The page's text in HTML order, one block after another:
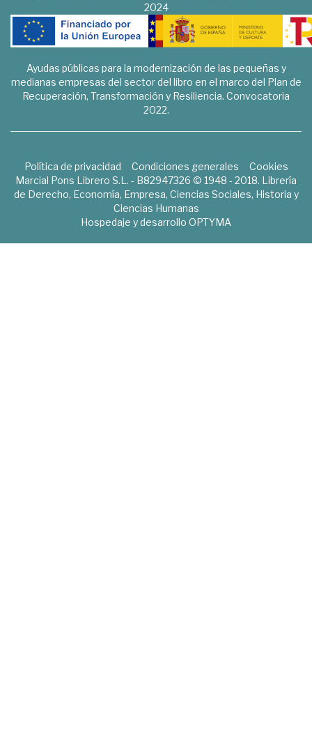
2024
Ayudas públicas para la modernización de las pequeñas y
medianas empresas del sector del libro en el marco del Plan de
Recuperación, Transformación y Resiliencia. Convocatoria
2022.
Política de privacidad Condiciones generales
Cookies
Marcial Pons Librero S.L. - B82947326 © 1948 - 2018. Librería
de Derecho, Economía, Empresa, Ciencias Sociales, Historia y
Ciencias Humanas
Hospedaje y desarrollo OPTYMA